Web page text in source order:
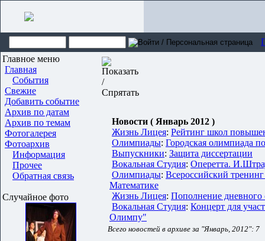
Главное меню
Главная
События
Свежие
Добавить событие
Архив по датам
Архив по темам
Фотогалерея
Фотоархив
Информация
Прочее
Обратная связь
Случайное фото
Новости ( Январь 2012 )
Жизнь Лицея: Рейтинг школ
Олимпиады: Городская олимпиада
Выпускники: Защита диссертации
Вокальная Студия: Оперетта.
Олимпиады: Всероссийский
Математике
Жизнь Лицея: Пополнение дневного
Вокальная Студия: Концерт для
Олимпу"
Всего новостей в архиве за "Январь, 2012": 7